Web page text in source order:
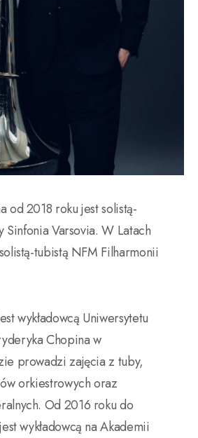
od 2018 roku jest solistą-
Sinfonia Varsovia. W Latach
tubistą NFM Filharmonii
wykładowcą Uniwersytetu
Chopina w
prowadzi zajęcia z tuby,
orkiestrowych oraz
Od 2016 roku do
wykładowcą na Akademii